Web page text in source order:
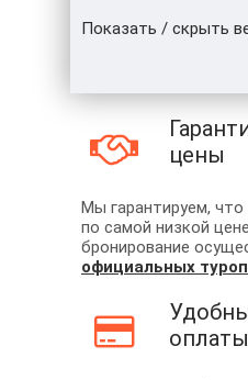
Показать / скрыть
цены
Мы гарантируем, что
по самой низкой
бронирование
официальных
оплаты